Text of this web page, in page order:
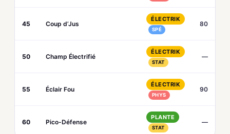
45 Coup d’Jus
ÉLECTRIK
SPÉ
80
50 Champ Électrifié
ÉLECTRIK
STAT
—
55 Éclair Fou
ÉLECTRIK
PHYS
90
60 Pico-Défense
PLANTE
STAT
—